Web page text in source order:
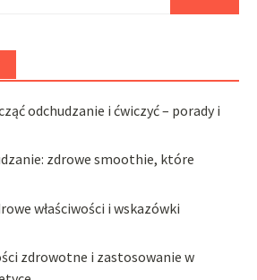
odchudzanie i ćwiczyć – porady i
zdrowe smoothie, które
właściwości i wskazówki
zdrowotne i zastosowanie w